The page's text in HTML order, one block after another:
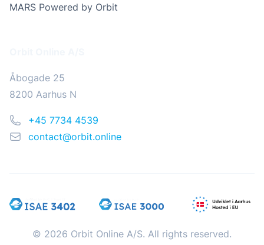
MARS Powered by Orbit
Åbogade 25
8200 Aarhus N
Telefon+45 7734 4539
Emailcontact@orbit.online
© 2026 Orbit Online A/S. All rights reserved.